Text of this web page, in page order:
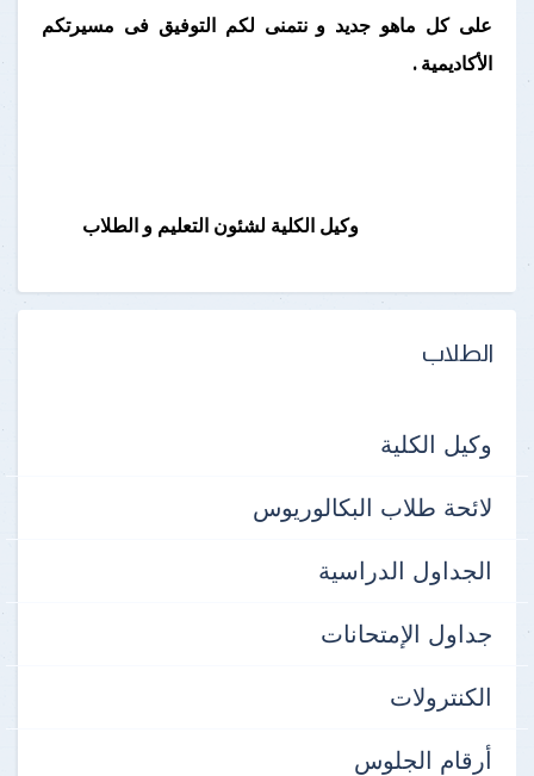
على كل ماهو جديد و نتمنى لكم التوفيق فى مسيرتكم
الأكاديمية .
وكيل الكلية لشئون التعليم و الطلاب
الطلاب
وكيل الكلية
لائحة طلاب البكالوريوس
الجداول الدراسية
جداول الإمتحانات
الكنترولات
أرقام الجلوس